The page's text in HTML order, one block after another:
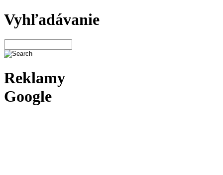
Vyhľadávanie
Reklamy
Google